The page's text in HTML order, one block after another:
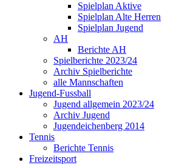
Spielplan Aktive
Spielplan Alte Herren
Spielplan Jugend
AH
Berichte AH
Spielberichte 2023/24
Archiv Spielberichte
alle Mannschaften
Jugend-Fussball
Jugend allgemein 2023/24
Archiv Jugend
Jugendeichenberg 2014
Tennis
Berichte Tennis
Freizeitsport